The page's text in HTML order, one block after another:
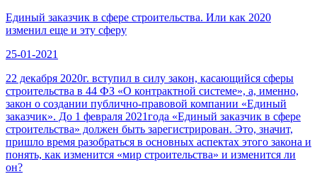
Единый заказчик в сфере строительства. Или как 2020
изменил еще и эту сферу
25-01-2021
22 декабря 2020г. вступил в силу закон, касающийся сферы
строительства в 44 ФЗ «О контрактной системе», а, именно,
закон о создании публично-правовой компании «Единый
заказчик». До 1 февраля 2021года «Единый заказчик в сфере
строительства» должен быть зарегистрирован. Это, значит,
пришло время разобраться в основных аспектах этого закона и
понять, как изменится «мир строительства» и изменится ли
он?